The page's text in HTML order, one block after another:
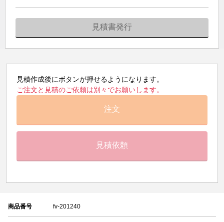
見積書発行
見積作成後にボタンが押せるようになります。
ご注文と見積のご依頼は別々でお願いします。
注文
見積依頼
商品番号 fv-201240